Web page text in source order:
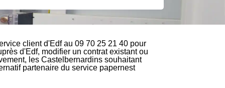
client d'Edf au 09 70 25 21 40 pour
d'Edf, modifier un contrat existant ou
les Castelbernardins souhaitant
partenaire du service papernest